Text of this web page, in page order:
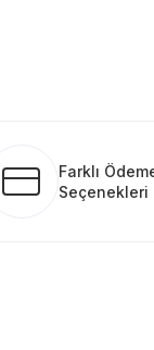
Farklı
Seçenekleri